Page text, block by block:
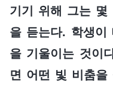
기기 위해 그는 몇
을 듣는다. 학생이
을 기울이는 것이
면 어떤 빛 비춤을